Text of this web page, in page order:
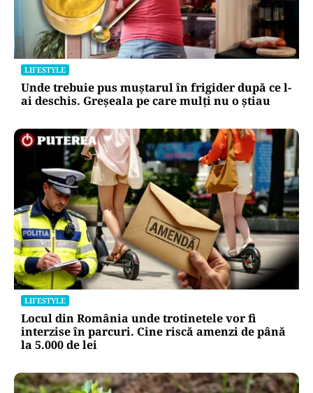
LIFESTYLE
Unde trebuie pus muștarul în frigider după ce l-
ai deschis. Greșeala pe care mulți nu o știau
LIFESTYLE
Locul din România unde trotinetele vor fi
interzise în parcuri. Cine riscă amenzi de până
la 5.000 de lei